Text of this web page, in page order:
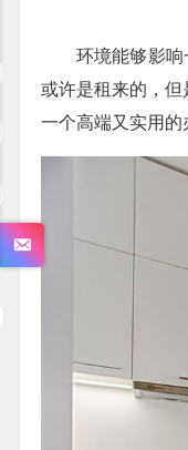
环境能够影
或许是租来的，
一个高端又实用